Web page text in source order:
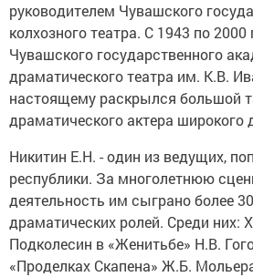
руководителем Чувашского
колхозного театра. С 1943 по 2000
Чувашского государственного
драматического театра им. К.В.
настоящему раскрылся большой
драматического актера широкого
Никитин Е.Н. - один из ведущих,
республики. За многолетнюю
деятельность им сыграно более
драматических ролей. Среди них:
Подколесин в «Женитьбе» Н.В.
«Проделках Скапена» Ж.Б.